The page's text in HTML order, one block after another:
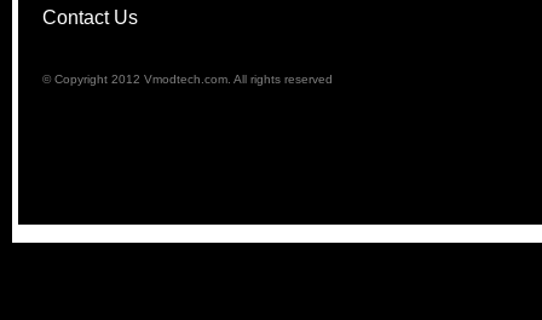
Contact Us
© Copyright 2012 Vmodtech.com. All rights reserved